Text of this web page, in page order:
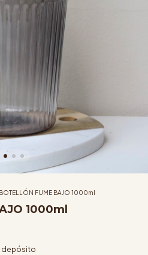
BOTELLÓN FUME BAJO 1000ml
1000ml
depósito